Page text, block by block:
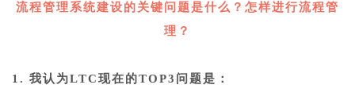
流程管理系统建设的关键问题是什么？怎样进行流程管
理？
1. 我认为LTC现在的TOP3问题是：